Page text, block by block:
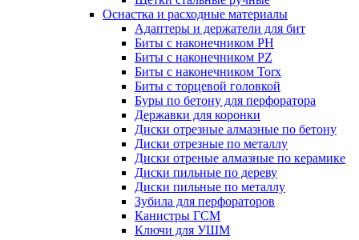
Оснастка и расходные материалы
Адаптеры и держатели для бит
Биты с наконечником PH
Биты с наконечником PZ
Биты с наконечником Torx
Биты с торцевой головкой
Буры по бетону для перфоратора
Державки для коронки
Диски отрезные алмазные по бетону
Диски отрезные по металлу
Диски отреные алмазные по керамике
Диски пильные по дереву
Диски пильные по металлу
Зубила для перфораторов
Канистры ГСМ
Ключи для УШМ